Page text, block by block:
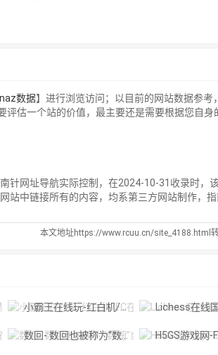
数据】进行浏览访问；以目前的网站数据参考
估一个站的价值，最主要还是需要根据您自身
针网址导航实际控制，在2024-10-31收录时，
站中链接所有的内容，均系第三方网站制作，
本文地址https://www.rcuu.cn/site_4188.html转
小霸王在线玩-红白机/FC在线游戏免费玩 Lichess在线国际象棋-免费在线国际
数回- 数回也被称为“数圈”或“栅栏”,在线解谜小游戏 H5GS游戏网-FC/GB在线模拟器平